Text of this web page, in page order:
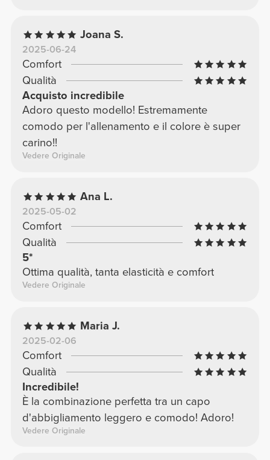
Joana S.
2025-06-24
Comfort
Qualità
Acquisto incredibile
Adoro questo modello! Estremamente
comodo per l'allenamento e il colore è super
carino!!
Vedere Originale
Ana L.
2025-05-02
Comfort
Qualità
5*
Ottima qualità, tanta elasticità e comfort
Vedere Originale
Maria J.
2025-02-06
Comfort
Qualità
Incredibile!
È la combinazione perfetta tra un capo
d'abbigliamento leggero e comodo! Adoro!
Vedere Originale